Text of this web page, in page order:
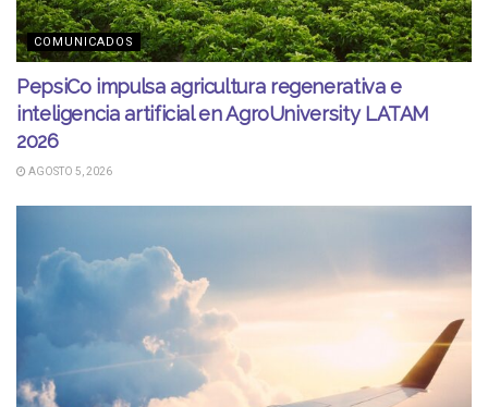
COMUNICADOS
PepsiCo impulsa agricultura regenerativa e
inteligencia artificial en AgroUniversity LATAM
2026
AGOSTO 5, 2026